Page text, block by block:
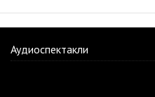
Аудиоспектакли